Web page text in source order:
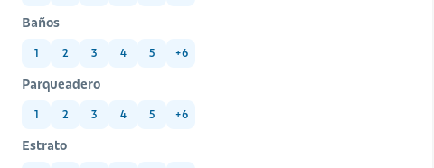
Baños
1 2 3 4 5 +6
Parqueadero
1 2 3 4 5 +6
Estrato